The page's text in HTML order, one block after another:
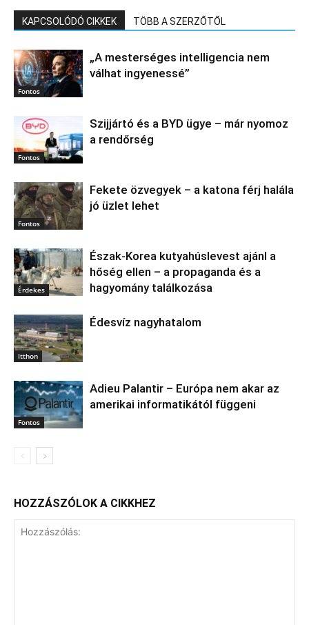
KAPCSOLÓDÓ CIKKEK TÖBB A SZERZŐTŐL
Fontos
„A mesterséges intelligencia nem
válhat ingyenessé”
Fontos
Szijjártó és a BYD ügye – már nyomoz
a rendőrség
Fontos
Fekete özvegyek – a katona férj halála
jó üzlet lehet
Érdekes
Észak‑Korea kutyahúslevest ajánl a
hőség ellen – a propaganda és a
hagyomány találkozása
Itthon
Édesvíz nagyhatalom
Fontos
Adieu Palantir – Európa nem akar az
amerikai informatikától függeni
HOZZÁSZÓLOK A CIKKHEZ